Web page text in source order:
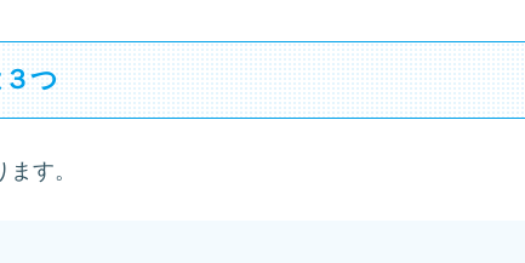
つ
す。